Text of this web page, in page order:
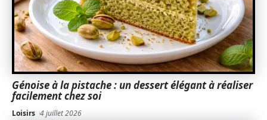
Génoise à la pistache : un dessert élégant à réaliser
facilement chez soi
Loisirs 4 juillet 2026